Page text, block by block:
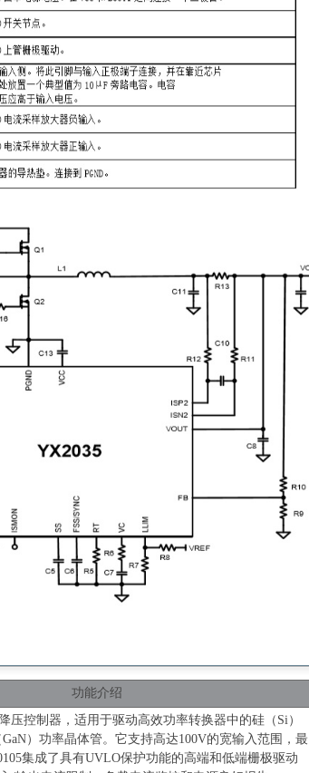
功能介绍
压控制器，适用于驱动高效功率转换器中的硅（Si）
）功率晶体管。它支持高达100V的宽输入范围，最
集成了具有UVLO保护功能的高端和低端栅极驱动